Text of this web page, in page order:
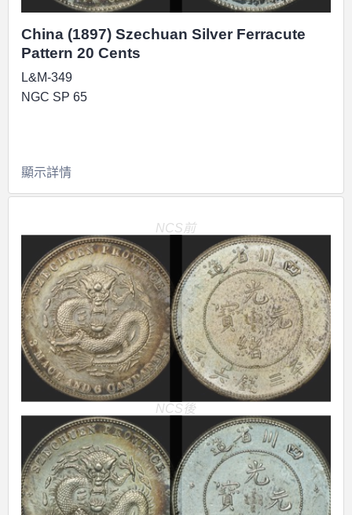
China (1897) Szechuan Silver Ferracute
Pattern 20 Cents
L&M-349
NGC SP 65
顯示詳情
NCS前
NCS後